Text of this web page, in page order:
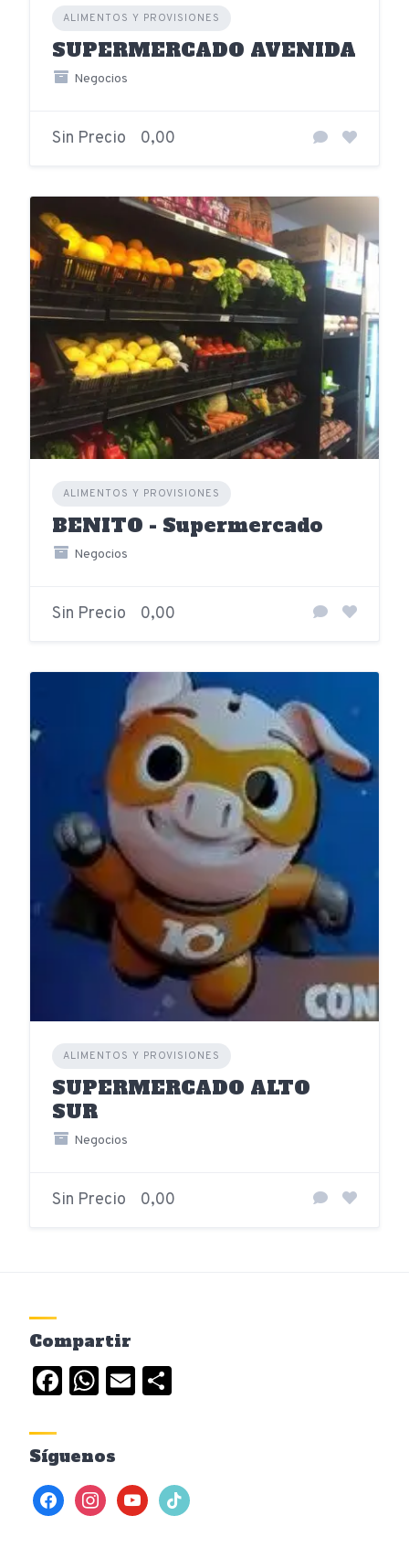
ALIMENTOS Y PROVISIONES
SUPERMERCADO AVENIDA
Negocios
Sin Precio 0,00
ALIMENTOS Y PROVISIONES
BENITO - Supermercado
Negocios
Sin Precio 0,00
ALIMENTOS Y PROVISIONES
SUPERMERCADO ALTO
SUR
Negocios
Sin Precio 0,00
Compartir
Facebook
WhatsApp
Email
Síguenos
facebookinstagramyoutubetiktok